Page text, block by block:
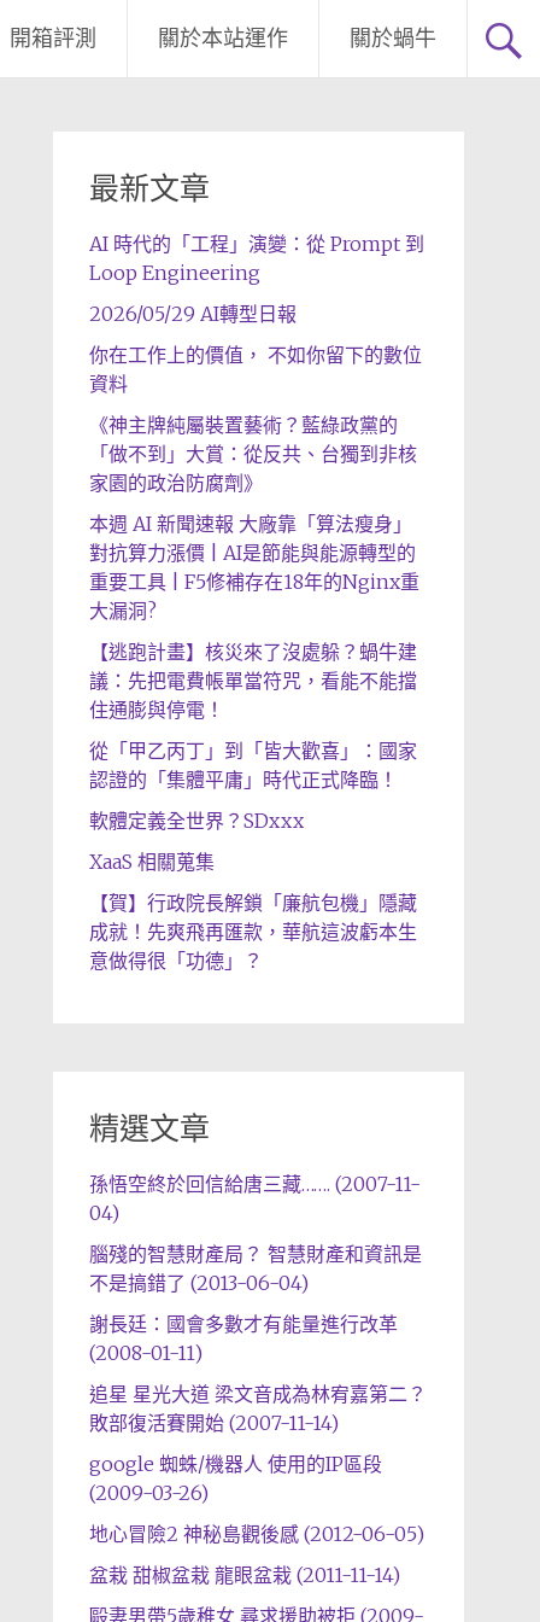
開箱評測 關於本站運作 關於蝸牛
最新文章
AI 時代的「工程」演變：從 Prompt 到
Loop Engineering
2026/05/29 AI轉型日報
你在工作上的價值， 不如你留下的數位
資料
《神主牌純屬裝置藝術？藍綠政黨的
「做不到」大賞：從反共、台獨到非核
家園的政治防腐劑》
本週 AI 新聞速報 大廠靠「算法瘦身」
對抗算力漲價 | AI是節能與能源轉型的
重要工具 | F5修補存在18年的Nginx重
大漏洞?
【逃跑計畫】核災來了沒處躲？蝸牛建
議：先把電費帳單當符咒，看能不能擋
住通膨與停電！
從「甲乙丙丁」到「皆大歡喜」：國家
認證的「集體平庸」時代正式降臨！
軟體定義全世界？SDxxx
XaaS 相關蒐集
【賀】行政院長解鎖「廉航包機」隱藏
成就！先爽飛再匯款，華航這波虧本生
意做得很「功德」？
精選文章
孫悟空終於回信給唐三藏……. (2007-11-
04)
腦殘的智慧財產局？ 智慧財產和資訊是
不是搞錯了 (2013-06-04)
謝長廷：國會多數才有能量進行改革
(2008-01-11)
追星 星光大道 梁文音成為林宥嘉第二？
敗部復活賽開始 (2007-11-14)
google 蜘蛛/機器人 使用的IP區段
(2009-03-26)
地心冒險2 神秘島觀後感 (2012-06-05)
盆栽 甜椒盆栽 龍眼盆栽 (2011-11-14)
毆妻男帶5歲稚女 尋求援助被拒 (2009-